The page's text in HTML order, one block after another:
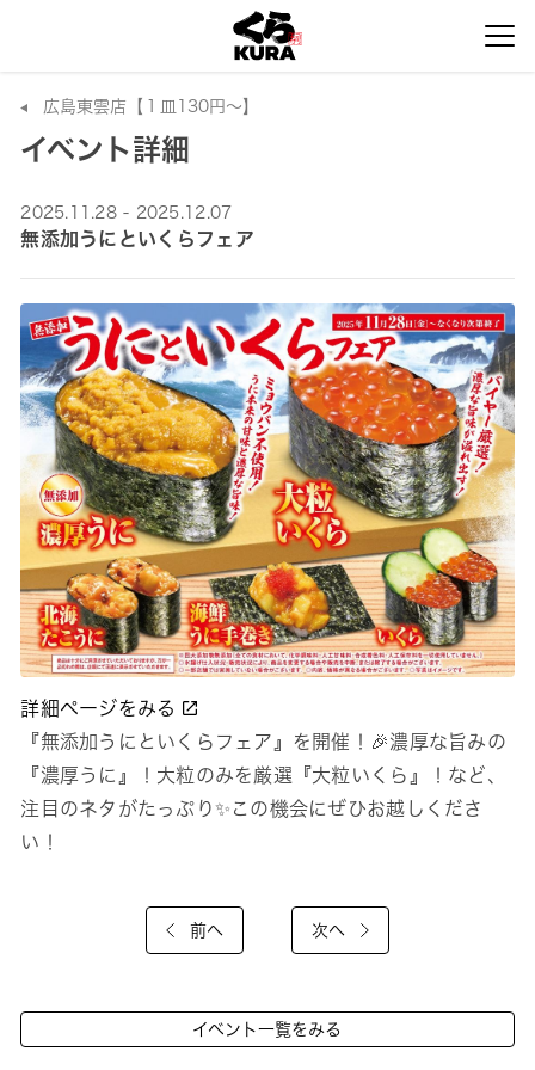
広島東雲店【１皿130円～】
イベント詳細
2025.11.28 - 2025.12.07
無添加うにといくらフェア
詳細ページをみる
『無添加うにといくらフェア』を開催！🎉濃厚な旨みの
『濃厚うに』！大粒のみを厳選『大粒いくら』！など、
注目のネタがたっぷり✨この機会にぜひお越しくださ
い！
前へ 次へ
イベント一覧をみる